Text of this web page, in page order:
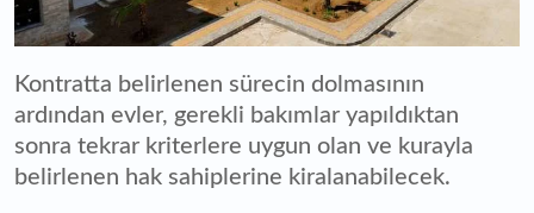
Kontratta belirlenen sürecin dolmasının
ardından evler, gerekli bakımlar yapıldıktan
sonra tekrar kriterlere uygun olan ve kurayla
belirlenen hak sahiplerine kiralanabilecek.